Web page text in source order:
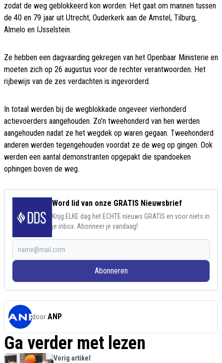
zodat de weg geblokkeerd kon worden. Het gaat om mannen tussen
de 40 en 79 jaar uit Utrecht, Ouderkerk aan de Amstel, Tilburg,
Almelo en IJsselstein.
Ze hebben een dagvaarding gekregen van het Openbaar Ministerie en
moeten zich op 26 augustus voor de rechter verantwoorden. Het
rijbewijs van de zes verdachten is ingevorderd.
In totaal werden bij de wegblokkade ongeveer vierhonderd
actievoerders aangehouden. Zo'n tweehonderd van hen werden
aangehouden nadat ze het wegdek op waren gegaan. Tweehonderd
anderen werden tegengehouden voordat ze de weg op gingen. Ook
werden een aantal demonstranten opgepakt die spandoeken
ophingen boven de weg.
Word lid van onze GRATIS Nieuwsbrief
Krijg ELKE dag het ECHTE nieuws GRATIS en voor niets in
je inbox. Abonneer je vandaag!
Abonneren
door ANP
Ga verder met lezen
Vorig artikel